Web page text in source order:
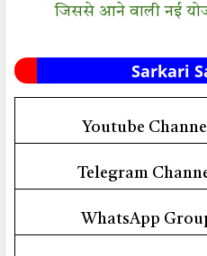
जिससे आने वाली नई
Sarkari
Youtube
Telegram
WhatsApp